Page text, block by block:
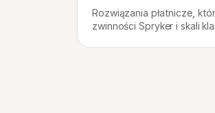
Rozwiązania płatnicze,
zwinności Spryker i skali